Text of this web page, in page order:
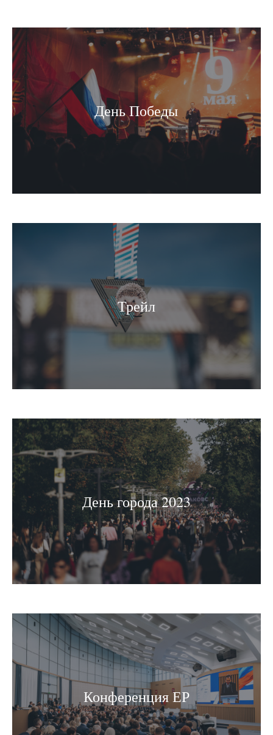
День Победы
Трейл
День города 2023
Конференция ЕР